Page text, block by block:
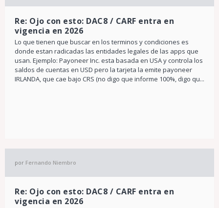
Re: Ojo con esto: DAC8 / CARF entra en
vigencia en 2026
Lo que tienen que buscar en los terminos y condiciones es
donde estan radicadas las entidades legales de las apps que
usan. Ejemplo: Payoneer Inc. esta basada en USA y controla los
saldos de cuentas en USD pero la tarjeta la emite payoneer
IRLANDA, que cae bajo CRS (no digo que informe 100%, digo qu...
por Fernando Niembro
Re: Ojo con esto: DAC8 / CARF entra en
vigencia en 2026